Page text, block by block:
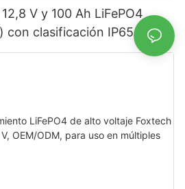
V y 100 Ah LiFePO4
con clasificación IP65 para
energía en sistemas solares